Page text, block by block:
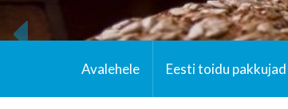
Avalehele Eesti toidu pakkujad